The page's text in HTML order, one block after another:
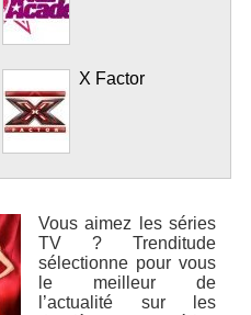
X Factor
Vous aimez les séries
TV ? Trenditude
sélectionne pour vous
le meilleur de
l’actualité sur les